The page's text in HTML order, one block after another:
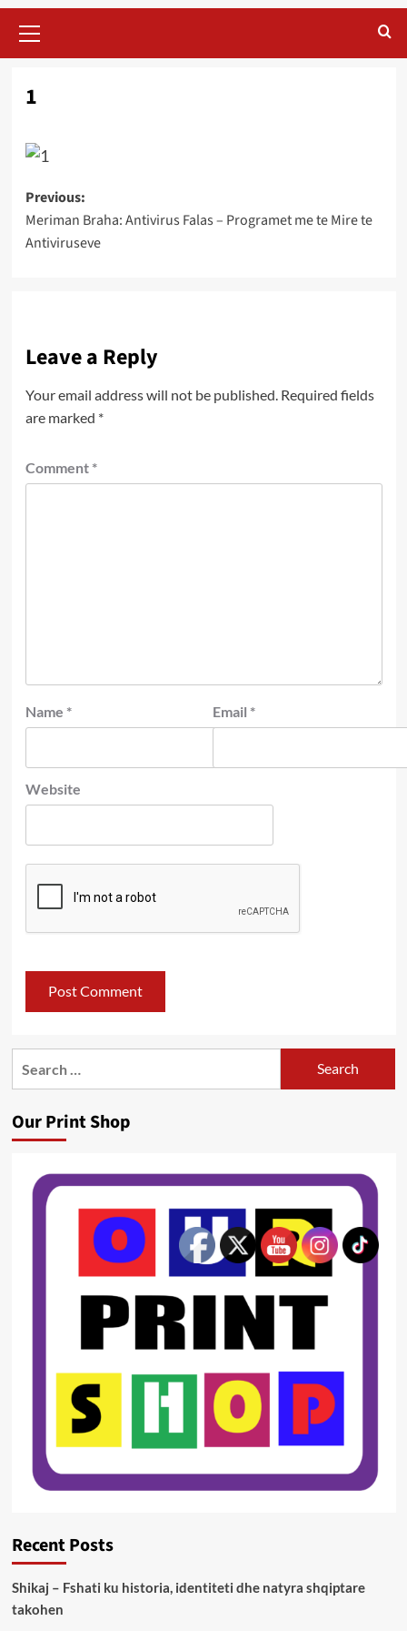
Menu
1
Post
navigation
Previous:
Meriman Braha: Antivirus Falas – Programet me te Mire te
Antiviruseve
Leave a Reply
Your email address will not be published. Required fields
are marked *
Comment *
Name * Email *
Website
Our Print Shop
Recent Posts
Shikaj – Fshati ku historia, identiteti dhe natyra shqiptare
takohen